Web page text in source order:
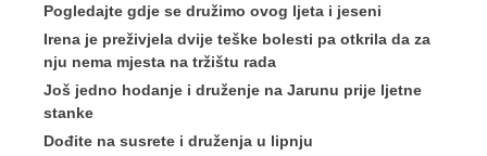
Pogledajte gdje se družimo ovog ljeta i jeseni
Irena je preživjela dvije teške bolesti pa otkrila da za
nju nema mjesta na tržištu rada
Još jedno hodanje i druženje na Jarunu prije ljetne
stanke
Dođite na susrete i druženja u lipnju